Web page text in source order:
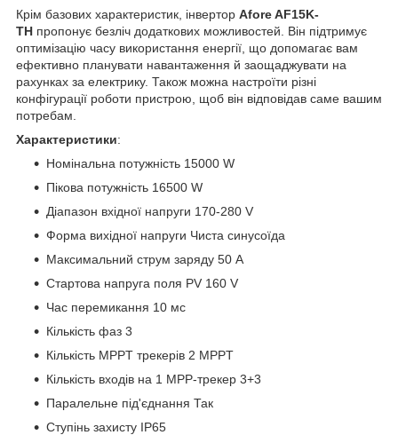
Крім базових характеристик, інвертор Afore AF15K-
TH пропонує безліч додаткових можливостей. Він підтримує
оптимізацію часу використання енергії, що допомагає вам
ефективно планувати навантаження й заощаджувати на
рахунках за електрику. Також можна настроїти різні
конфігурації роботи пристрою, щоб він відповідав саме вашим
потребам.
Характеристики:
Номінальна потужність 15000 W
Пікова потужність 16500 W
Діапазон вхідної напруги 170-280 V
Форма вихідної напруги Чиста синусоїда
Максимальний струм заряду 50 A
Стартова напруга поля PV 160 V
Час перемикання 10 мс
Кількість фаз 3
Кількість MPPT трекерів 2 MPPT
Кількість входів на 1 МРР-трекер 3+3
Паралельне під'єднання Так
Ступінь захисту IP65